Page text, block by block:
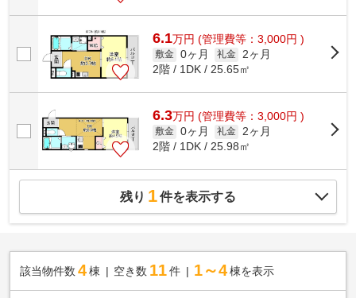
6.1万円 (管理費等：3,000円 )
敷金 0ヶ月 礼金
2ヶ月
2階 / 1DK / 25.65㎡
6.3万円 (管理費等：3,000円 )
敷金 0ヶ月 礼金
2ヶ月
2階 / 1DK / 25.98㎡
残り 1件を表示する
該当物件数 4棟 空き数 11 件 1～4 棟を表示